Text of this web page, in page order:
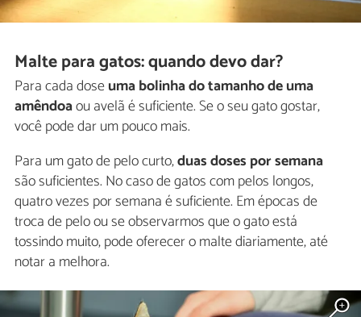
Malte para gatos: quando devo dar?
Para cada doseuma bolinha do tamanho de uma
amêndoaou avelã é suficiente. Se o seu gato gostar,
você pode dar um pouco mais.
Para um gato de pelo curto,duas doses por semana
são suficientes. No caso de gatos com pelos longos,
quatro vezes por semana é suficiente. Em épocas de
troca de pelo ou se observarmos que o gato está
tossindo muito, pode oferecer o malte diariamente, até
notar a melhora.